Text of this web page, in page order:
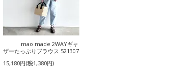
mao made 2WAYギャ
ザーたっぷりブラウス 521307
15,180円(税1,380円)